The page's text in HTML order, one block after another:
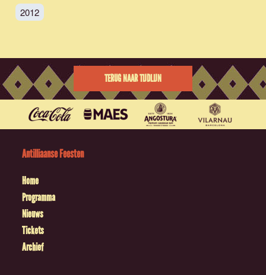
2012
TERUG NAAR TIJDLIJN
Antilliaanse Feesten
Home
Programma
Nieuws
Tickets
Archief